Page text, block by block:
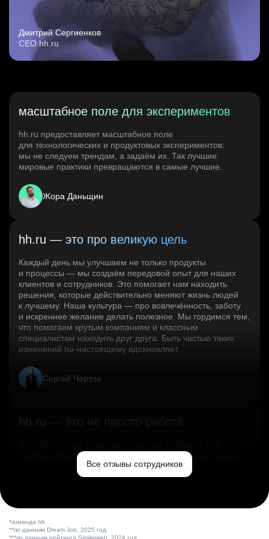
Дмитрий Сергиенков
CEO hh.ru
масштабное поле для экспериментов
hh.ru предоставляет масштабное поле
для технологических и продуктовых экспериментов:
мы не следуем трендам, а задаём их. Так лучшие
мировые практики превращаются в самые лучшие.
Жора Даньщин
hh.ru — это про великую цель
Каждый день мы улучшаем не только продукты
и процессы — мы создаём передовой опыт для наших
клиентов и сотрудников. Это помогает нам находить
решения, которые действительно меняют жизнь людей
к лучшему. Наша культура — про вовлечённость, заботу
и искреннее желание делать полезное. Мы гордимся тем,
что помогаем крутым компаниям и классным
специалистам находить друг друга. Быть частью таких
изменений по‑настоящему вдохновляет.
Сергей Чертов
hh.ru — это не просто работа
свободы. Мы помогаем миру и создаём лучший сервис
по поиску работы в стране.Все отзывы сотрудников
*команда hh
**по данным Dream Job, 2025 год
***по данным рейтинга Similarweb, 2024 год